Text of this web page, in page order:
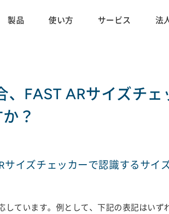
製品 使い方 サービス 法
FAST ARサイズチ
？
イズチェッカーで認識するサイ
ています。例として、下記の表記はいず